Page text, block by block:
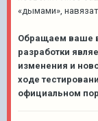
«дымами»,
Обращаем ваше
разработки
изменения и
ходе
официальном